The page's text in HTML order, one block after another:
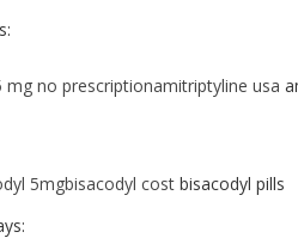
mg no prescriptionamitriptyline usa
5mgbisacodyl cost bisacodyl pills